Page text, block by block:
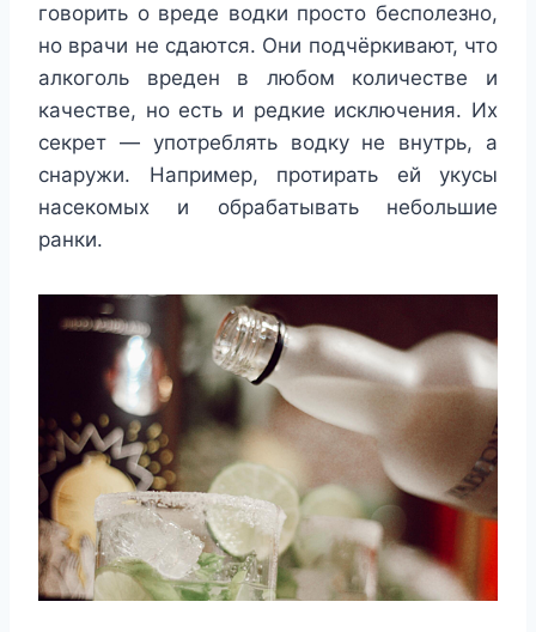
говорить о вреде водки просто бесполезно,
но врачи не сдаются. Они подчёркивают, что
алкоголь вреден в любом количестве и
качестве, но есть и редкие исключения. Их
секрет — употреблять водку не внутрь, а
снаружи. Например, протирать ей укусы
насекомых и обрабатывать небольшие
ранки.